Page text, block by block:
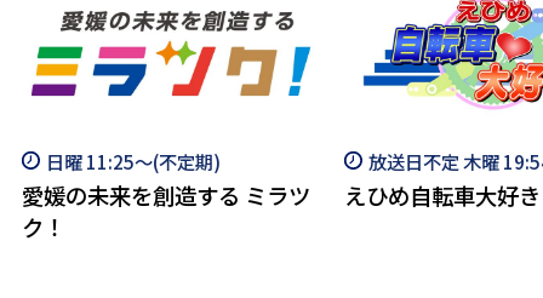
日曜 11:25～(不定期)
愛媛の未来を創造する ミラツ
ク！
放送日不定 木曜
えひめ自転車大好